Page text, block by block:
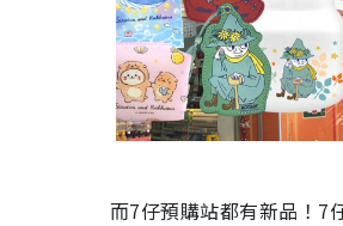
而7仔預購站都有新品！7